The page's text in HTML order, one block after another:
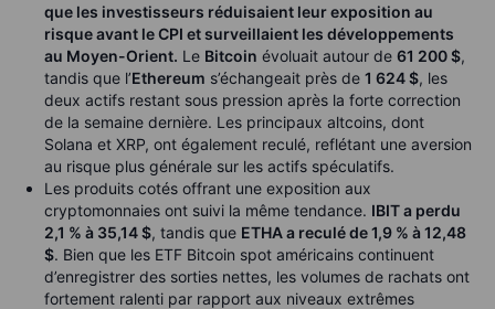
que les investisseurs réduisaient leur exposition au
risque avant le CPI et surveillaient les développements
au Moyen-Orient. Le Bitcoin évoluait autour de 61 200 $,
tandis que l’Ethereum s’échangeait près de 1 624 $, les
deux actifs restant sous pression après la forte correction
de la semaine dernière. Les principaux altcoins, dont
Solana et XRP, ont également reculé, reflétant une aversion
au risque plus générale sur les actifs spéculatifs.
Les produits cotés offrant une exposition aux
cryptomonnaies ont suivi la même tendance. IBIT a perdu
2,1 % à 35,14 $, tandis que ETHA a reculé de 1,9 % à 12,48
$. Bien que les ETF Bitcoin spot américains continuent
d’enregistrer des sorties nettes, les volumes de rachats ont
fortement ralenti par rapport aux niveaux extrêmes